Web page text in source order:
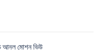
আনল মোশন ভিউ